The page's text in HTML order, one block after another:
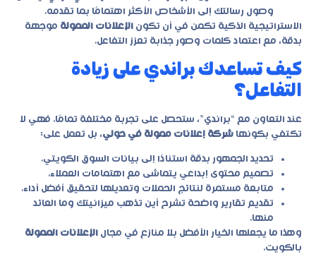
وصول رسالتك إلى الأشخاص الأكثر اهتمامًا بما تقدمه.
الاستراتيجية الذكية تكمن في أن تكون الإعلانات الممولة موجهة
بدقة، مع اعتماد كلمات وصور جذابة تعزز التفاعل.
كيف تساعدك براندي على زيادة
التفاعل؟
عند التعاون مع “براندي”، ستحصل على تجربة مختلفة تمامًا. فهي لا
تكتفي بكونها شركة إعلانات ممولة في حولي، بل تعمل على:
تحديد الجمهور بدقة استنادًا إلى بيانات السوق الكويتي.
تصميم محتوى إبداعي يتماشى مع اهتمامات العملاء.
متابعة مستمرة لنتائج الحملات وتعديلها لتحقيق أفضل أداء.
تقديم تقارير واضحة تشرح أين تذهب ميزانيتك وما العائد
منها.
وهذا ما يجعلها الخيار الأفضل بلا منازع في مجال الإعلانات الممولة
بالكويت.